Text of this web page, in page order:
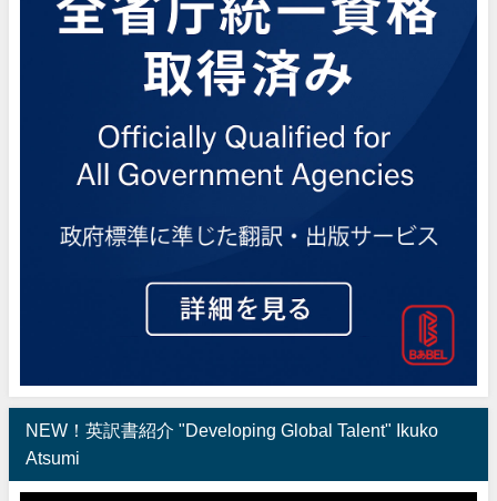
NEW！英訳書紹介 "Developing Global Talent" Ikuko
Atsumi